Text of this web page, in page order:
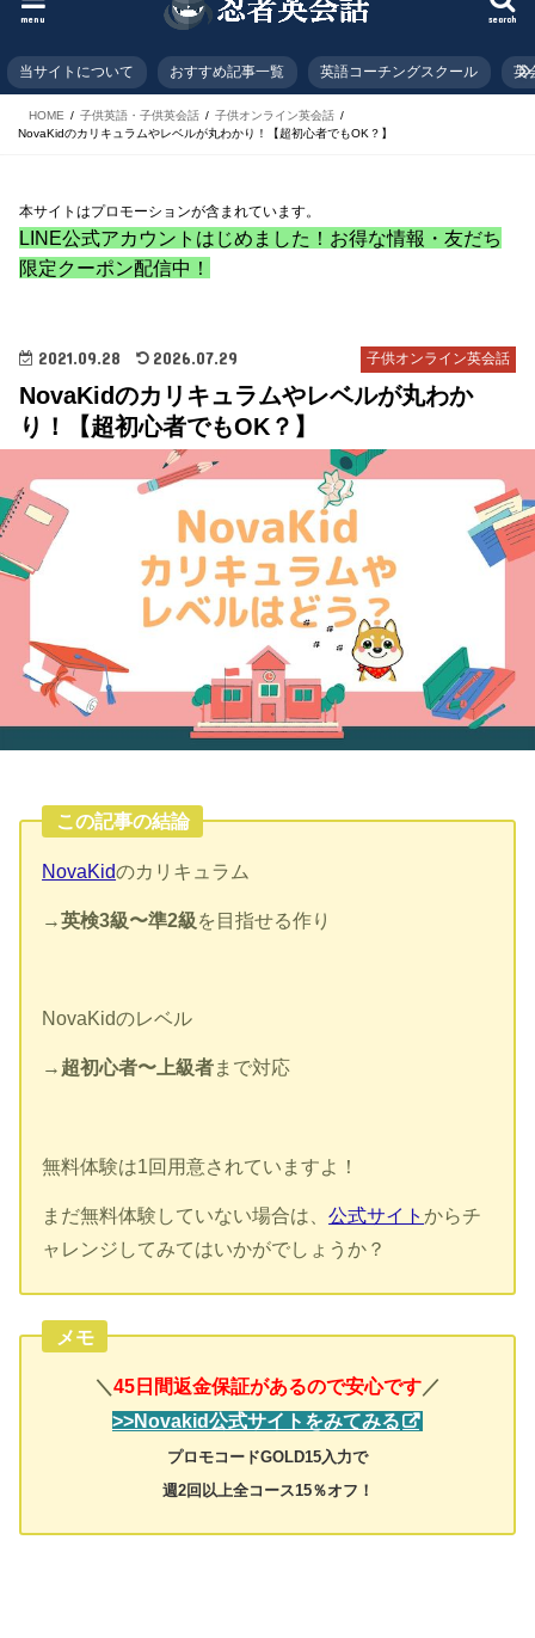
search
menu
当サイトについて おすすめ記事一覧 英語コーチングスクール 英
HOME 子供英語・子供英会話
子供オンライン英会話
NovaKidのカリキュラムやレベルが丸わかり！【超初心者でもOK？】
本サイトはプロモーションが含まれています。
LINE公式アカウントはじめました！お得な情報・友だち
限定クーポン配信中！
子供オンライン英会話
2021.09.28 2026.07.29
NovaKidのカリキュラムやレベルが丸わか
り！【超初心者でもOK？】
この記事の結論
NovaKidのカリキュラム
→英検3級〜準2級を目指せる作り
NovaKidのレベル
→ 超初心者〜上級者まで対応
無料体験は1回用意されていますよ！
まだ無料体験していない場合は、公式サイトからチ
ャレンジしてみてはいかがでしょうか？
メモ
＼ 45日間返金保証があるので安心です／
>>Novakid公式サイトをみてみる
プロモコードGOLD15入力で
週2回以上全コース15％オフ！